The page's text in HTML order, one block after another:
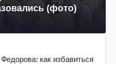
(фото)
как избавиться